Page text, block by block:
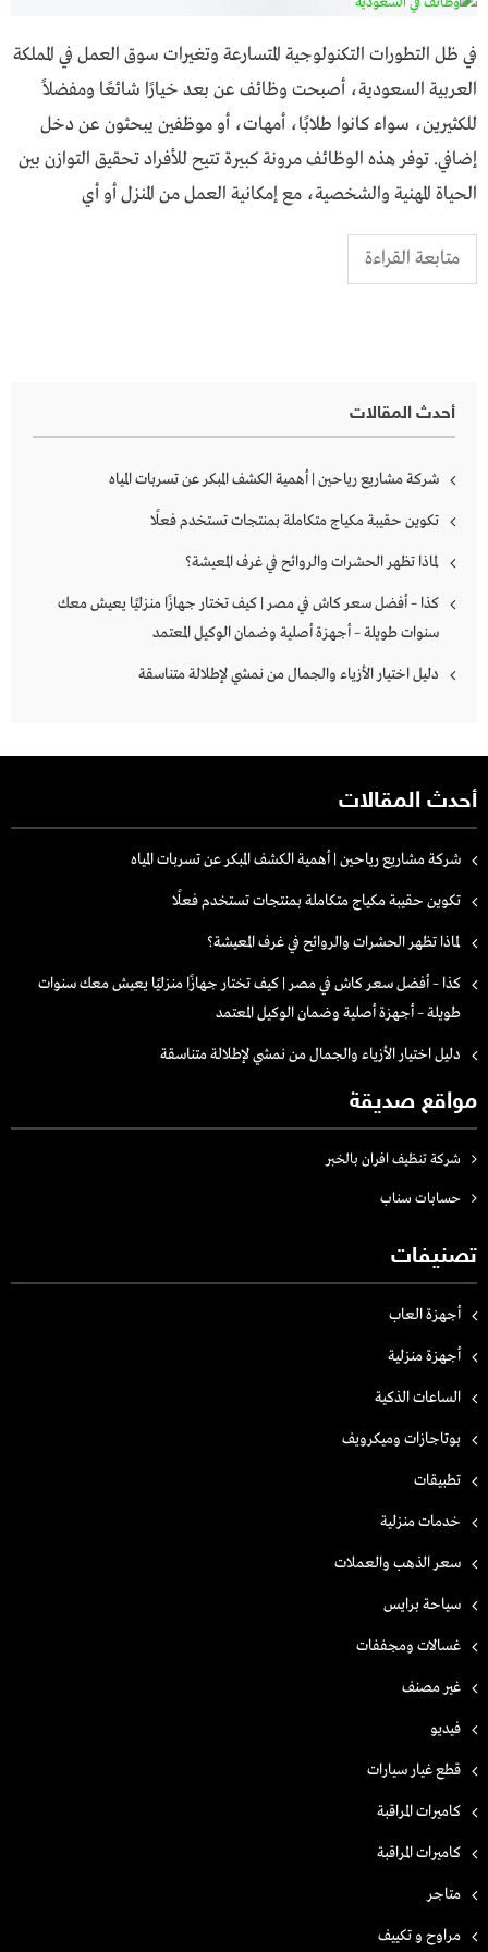
في ظل التطورات التكنولوجية المتسارعة وتغيرات سوق العمل في المملكة
العربية السعودية، أصبحت وظائف عن بعد خيارًا شائعًا ومفضلاً
للكثيرين، سواء كانوا طلابًا، أمهات، أو موظفين يبحثون عن دخل
إضافي. توفر هذه الوظائف مرونة كبيرة تتيح للأفراد تحقيق التوازن بين
الحياة المهنية والشخصية، مع إمكانية العمل من المنزل أو أي
متابعة القراءة
أحدث المقالات
شركة مشاريع رياحين | أهمية الكشف المبكر عن تسربات المياه
تكوين حقيبة مكياج متكاملة بمنتجات تستخدم فعلًا
لماذا تظهر الحشرات والروائح في غرف المعيشة؟
كذا – أفضل سعر كاش في مصر | كيف تختار جهازًا منزليًا يعيش معك
سنوات طويلة – أجهزة أصلية وضمان الوكيل المعتمد
دليل اختيار الأزياء والجمال من نمشي لإطلالة متناسقة
أحدث المقالات
شركة مشاريع رياحين | أهمية الكشف المبكر عن تسربات المياه
تكوين حقيبة مكياج متكاملة بمنتجات تستخدم فعلًا
لماذا تظهر الحشرات والروائح في غرف المعيشة؟
كذا – أفضل سعر كاش في مصر | كيف تختار جهازًا منزليًا يعيش معك سنوات
طويلة – أجهزة أصلية وضمان الوكيل المعتمد
دليل اختيار الأزياء والجمال من نمشي لإطلالة متناسقة
مواقع صديقة
شركة تنظيف افران بالخبر
حسابات سناب
تصنيفات
أجهزة العاب
أجهزة منزلية
الساعات الذكية
بوتاجازات وميكرويف
تطبيقات
خدمات منزلية
سعر الذهب والعملات
سياحة برايس
غسالات ومجففات
غير مصنف
فيديو
قطع غيار سيارات
كاميرات المراقبة
كاميرات المراقبة
متاجر
مراوح و تكييف